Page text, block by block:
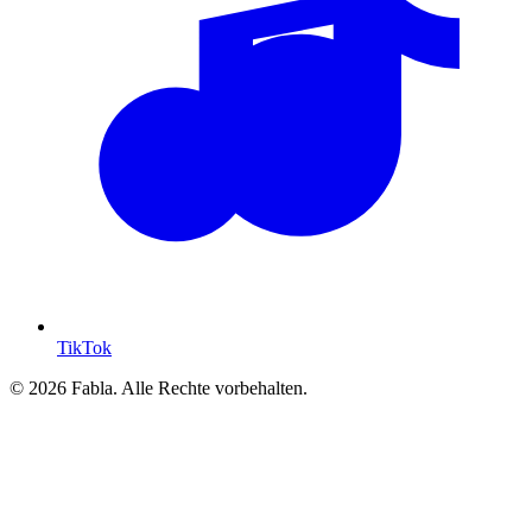
TikTok
© 2026 Fabla. Alle Rechte vorbehalten.